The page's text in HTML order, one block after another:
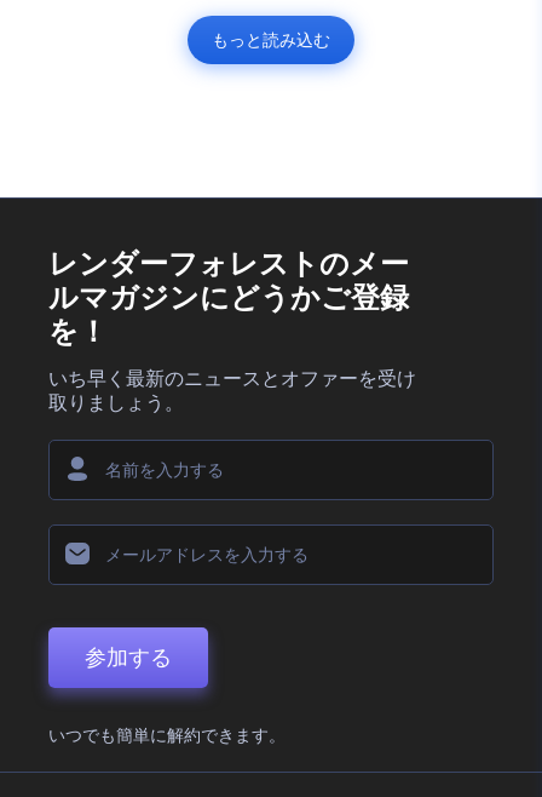
もっと読み込む
レンダーフォレストのメー
ルマガジンにどうかご登録
を！
いち早く最新のニュースとオファーを受け
取りましょう。
参加する
いつでも簡単に解約できます。